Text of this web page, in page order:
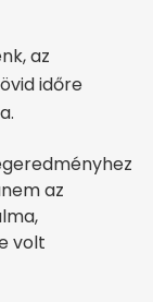
az
időre
az
volt